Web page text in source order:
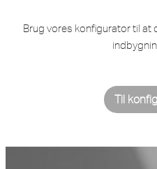
Brug vores konfigurator til
Til